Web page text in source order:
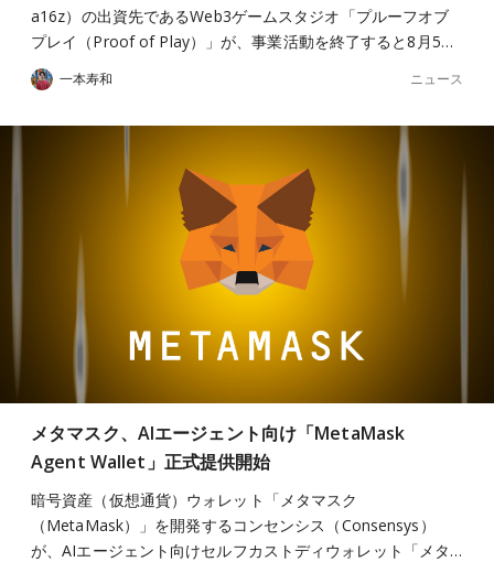
a16z）の出資先であるWeb3ゲームスタジオ「プルーフオブ
プレイ（Proof of Play）」が、事業活動を終了すると8月5…
一本寿和 ニュース
メタマスク、AIエージェント向け「MetaMask
Agent Wallet」正式提供開始
暗号資産（仮想通貨）ウォレット「メタマスク
（MetaMask）」を開発するコンセンシス（Consensys）
が、AIエージェント向けセルフカストディウォレット「メタ…